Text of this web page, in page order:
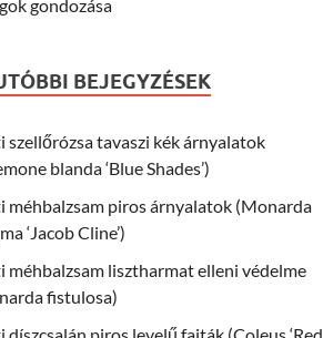
gondozása
BEJEGYZÉSEK
szellőrózsa tavaszi kék árnyalatok
blanda ‘Blue Shades’)
méhbalzsam piros árnyalatok (Monarda
‘Jacob Cline’)
méhbalzsam lisztharmat elleni védelme
fistulosa)